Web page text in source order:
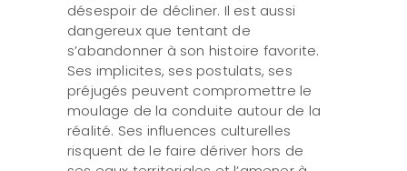
désespoir de décliner. Il est aussi
dangereux que tentant de
s’abandonner à son histoire favorite.
Ses implicites, ses postulats, ses
préjugés peuvent compromettre le
moulage de la conduite autour de la
réalité. Ses influences culturelles
risquent de le faire dériver hors de